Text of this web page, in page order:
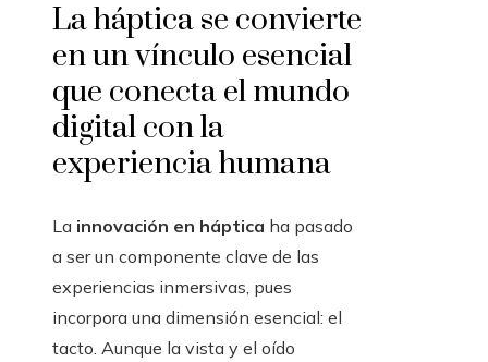
La háptica se convierte
en un vínculo esencial
que conecta el mundo
digital con la
experiencia humana
La innovación en háptica ha pasado
a ser un componente clave de las
experiencias inmersivas, pues
incorpora una dimensión esencial: el
tacto. Aunque la vista y el oído